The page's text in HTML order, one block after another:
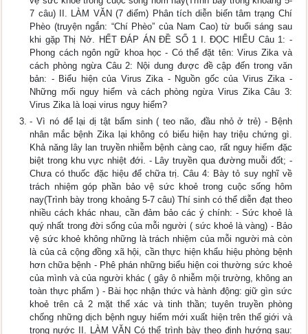
7 câu) II. LÀM VĂN (7 điểm) Phân tích diễn biến tâm trạng Chí
Phèo (truyện ngắn: “Chí Phèo” của Nam Cao) từ buổi sáng sau
khi gặp Thị Nở. HẾT ĐÁP ÁN ĐỀ SỐ 1 I. ĐỌC HIỂU Câu 1: -
Phong cách ngôn ngữ khoa học - Có thể đặt tên: Virus Zika và
cách phòng ngừa Câu 2: Nội dung được đề cập đến trong văn
bản: - Biểu hiện của Virus Zika - Nguồn gốc của Virus Zika -
Những mối nguy hiểm và cách phòng ngừa Virus Zika Câu 3:
Virus Zika là loại virus nguy hiểm?
- Vì nó để lại dị tật bẩm sinh ( teo não, đầu nhỏ ở trẻ) - Bệnh
nhân mắc bệnh Zika lại không có biểu hiện hay triệu chứng gì.
Khả năng lây lan truyền nhiễm bệnh càng cao, rất nguy hiểm đặc
biệt trong khu vực nhiệt đới. - Lây truyền qua đường muỗi đốt; -
Chưa có thuốc đặc hiệu để chữa trị. Câu 4: Bày tỏ suy nghĩ về
trách nhiệm góp phần bảo vệ sức khoẻ trong cuộc sống hôm
nay(Trình bày trong khoảng 5-7 câu) Thí sinh có thể diễn đạt theo
nhiều cách khác nhau, cần đảm bảo các ý chính: - Sức khoẻ là
quý nhất trong đời sống của mỗi người ( sức khoẻ là vàng) - Bảo
vệ sức khoẻ không những là trách nhiệm của mỗi người mà còn
là của cả cộng đồng xã hội, cần thực hiện khẩu hiệu phòng bệnh
hơn chữa bệnh - Phê phán những biểu hiện coi thường sức khoẻ
của mình và của người khác ( gây ô nhiễm mội trường, không an
toàn thực phẩm ) - Bài học nhận thức và hành động: giữ gìn sức
khoẻ trên cả 2 mặt thể xác và tinh thần; tuyên truyền phòng
chống những dịch bệnh nguy hiểm mới xuất hiện trên thế giới và
trong nước II. LÀM VĂN Có thể trình bày theo định hướng sau: